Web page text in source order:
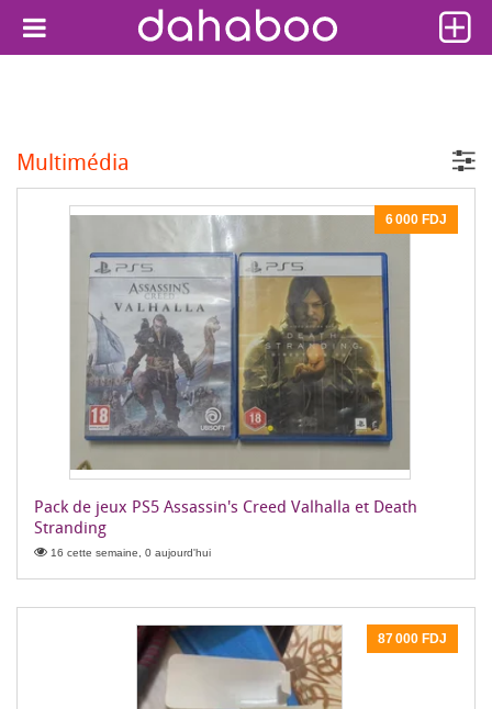
Multimédia
6 000 FDJ
Pack de jeux PS5 Assassin's Creed Valhalla et Death
Stranding
16 cette semaine, 0 aujourd'hui
87 000 FDJ